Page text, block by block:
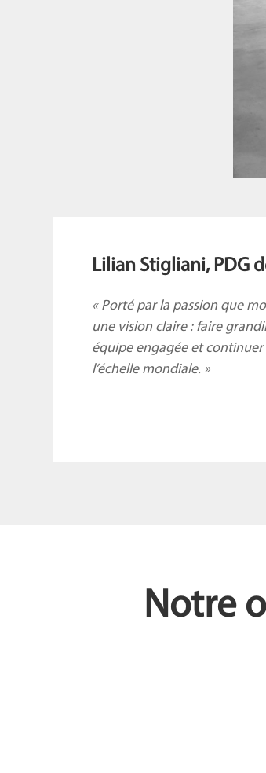
Lilian Stigliani, PDG
« Porté par la passion que
une vision claire : faire
équipe engagée et
l’échelle mondiale. »
Notre